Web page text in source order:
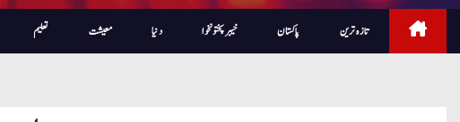
تازہ ترین پاکستان خیبرپختونخوا دنیا معیشت تعلیم